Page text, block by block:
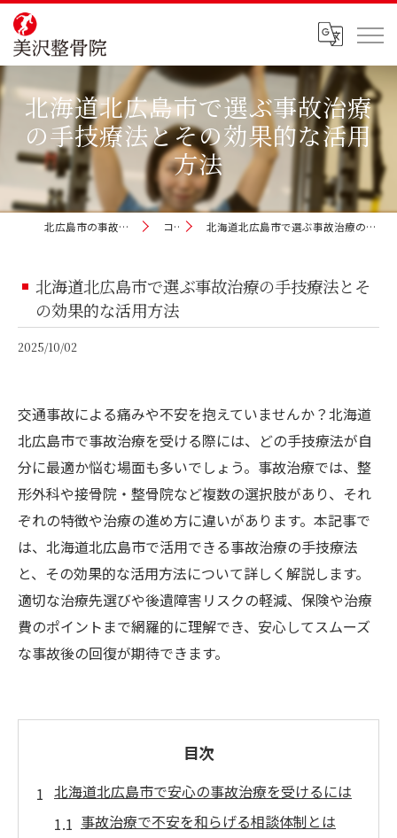
北海道北広島市で選ぶ事故治療
の手技療法とその効果的な活用
方法
北広島市の事故治療なら美沢整骨院 コラム 北海道北広島市で選ぶ事故治療の手技療法とその効果的な活用方法
北海道北広島市で選ぶ事故治療の手技療法とそ
の効果的な活用方法
2025/10/02
交通事故による痛みや不安を抱えていませんか？北海道
北広島市で事故治療を受ける際には、どの手技療法が自
分に最適か悩む場面も多いでしょう。事故治療では、整
形外科や接骨院・整骨院など複数の選択肢があり、それ
ぞれの特徴や治療の進め方に違いがあります。本記事で
は、北海道北広島市で活用できる事故治療の手技療法
と、その効果的な活用方法について詳しく解説します。
適切な治療先選びや後遺障害リスクの軽減、保険や治療
費のポイントまで網羅的に理解でき、安心してスムーズ
な事故後の回復が期待できます。
目次
北海道北広島市で安心の事故治療を受けるには
事故治療で不安を和らげる相談体制とは